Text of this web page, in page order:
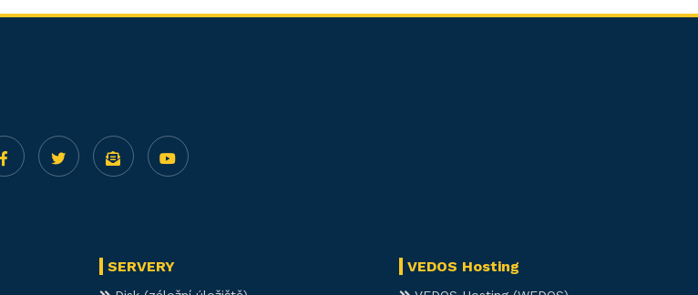
SERVERY VEDOS Hosting